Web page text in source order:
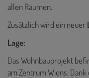
allen Räumen.
Zusätzlich wird ein neuer
Lage:
Das Wohnbauprojekt
am Zentrum Wiens.